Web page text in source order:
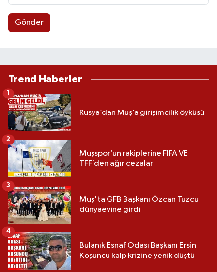
Gönder
Trend Haberler
Rusya’dan Muş’a girişimcilik öyküsü
Muşspor’un rakiplerine FIFA VE
TFF’den ağır cezalar
2
Muş'ta GFB Başkanı Özcan Tuzcu
dünyaevine girdi
3
Bulanık Esnaf Odası Başkanı Ersin
Koşuncu kalp krizine yenik düştü
4